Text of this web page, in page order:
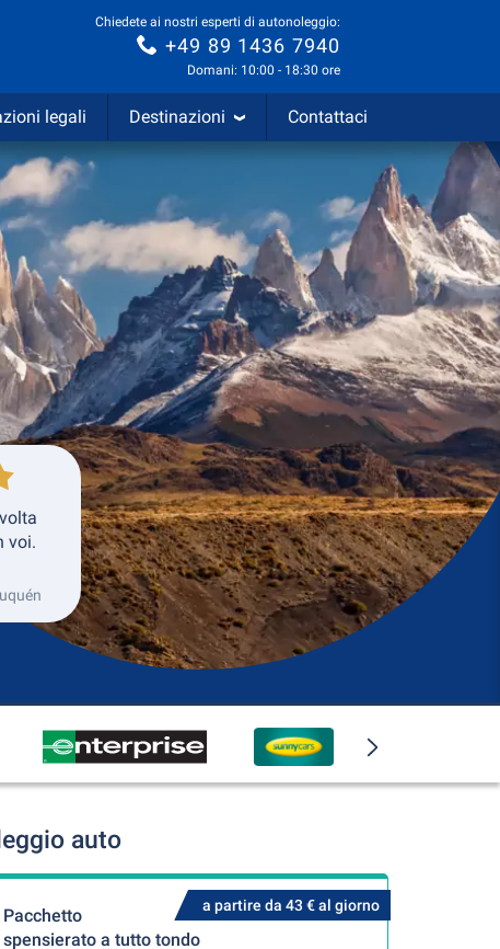
Chiedete ai nostri esperti di autonoleggio:
+49 89 1436 7940
Domani: 10:00 - 18:30 ore
legali Destinazioni Contattaci
voi.
auto
a partire da 43 € al giorno
Pacchetto
spensierato a tutto tondo